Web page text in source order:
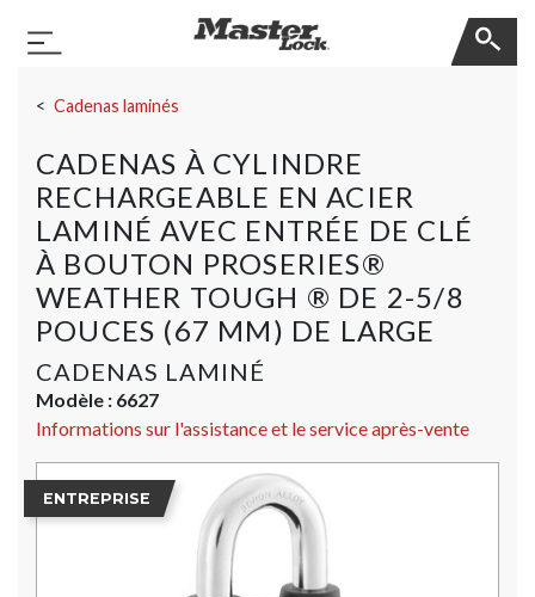
Basculer la navigation
Cadenas laminés
CADENAS À CYLINDRE
RECHARGEABLE EN ACIER
LAMINÉ AVEC ENTRÉE DE CLÉ
À BOUTON PROSERIES®
WEATHER TOUGH ® DE 2-5/8
POUCES (67 MM) DE LARGE
CADENAS LAMINÉ
Modèle : 6627
Informations sur l'assistance et le service après-vente
ENTREPRISE